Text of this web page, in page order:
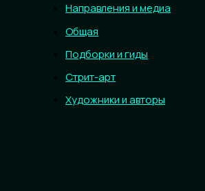
Направления и медиа
Общая
Подборки и гиды
Стрит-арт
Художники и авторы